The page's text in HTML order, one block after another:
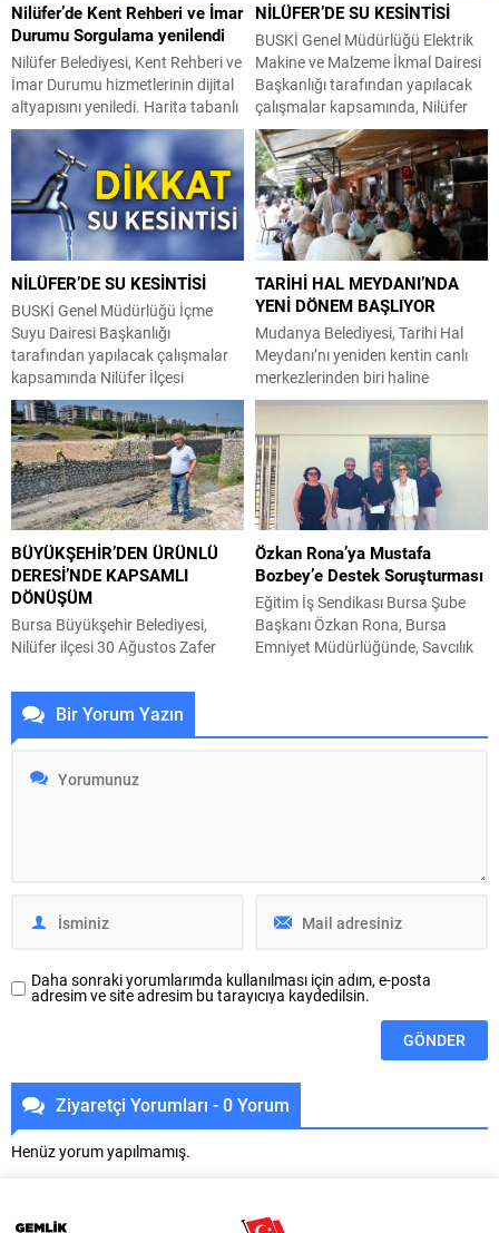
Nilüfer’de Kent Rehberi ve İmar
Durumu Sorgulama yenilendi
Nilüfer Belediyesi, Kent Rehberi ve
İmar Durumu hizmetlerinin dijital
altyapısını yeniledi. Harita tabanlı
yeni sistemle binalar 3 boyutlu
olarak incelenebilirken, akıllı imar
danışmanı özelliği sayesinde
karmaşık teknik terimler
vatandaşlar için sade bir anlatıma
dönüştürülüyor. Nilüfer
Belediyesi, vatandaşların kent
bilgilerine ve imar durumu
verilerine daha hızlı, kolay ve
şeffaf bir şekilde...
NİLÜFER’DE SU KESİNTİSİ
BUSKİ Genel Müdürlüğü Elektrik
Makine ve Malzeme İkmal Dairesi
Başkanlığı tarafından yapılacak
çalışmalar kapsamında, Nilüfer
İlçesi Demirci Mahallesi; Koşuyolu
Caddesi güneyi, Direnç Sokak
kuzeyi, Eylül Sokak batısı
arasında kalan bölge ve civarında
05 Ağustos 2026 tarihinde 09:00
– 18:00 saatleri arasında su
kesintisi yapılacaktır. BUSKİ Genel
Müdürlüğü İçme Suyu Dairesi...
NİLÜFER’DE SU KESİNTİSİ
BUSKİ Genel Müdürlüğü İçme
Suyu Dairesi Başkanlığı
tarafından yapılacak çalışmalar
kapsamında Nilüfer İlçesi
Doğanköy Mahallesi ve civarında
06 Ağustos 2026 tarihinde 09:00
– 18:00 saatleri arasında su
kesintisi yapılacaktır.
Vatandaşların tedbirli olması rica
olunur.
TARİHİ HAL MEYDANI’NDA
YENİ DÖNEM BAŞLIYOR
Mudanya Belediyesi, Tarihi Hal
Meydanı’nı yeniden kentin canlı
merkezlerinden biri haline
getirmek için kapsamlı bir
geleneksel çarşı kültürünün
korunacağı süreçte, meydanın
tarihi mimarisini gün yüzüne
çıkaracak saçaklar da yenileniyor.
Mudanya Belediyesi, kentin en
kıymetli tarihi alanlarından biri
olan Hal Meydanı’nı yeniden
Mudanya’nın sosyal ve ticari
yaşamının...
BÜYÜKŞEHİR’DEN ÜRÜNLÜ
DERESİ’NDE KAPSAMLI
DÖNÜŞÜM
Bursa Büyükşehir Belediyesi,
Nilüfer ilçesi 30 Ağustos Zafer
Deresi’nde ıslah çalışmasıyla eş
zamanlı olarak yol genişletme ve
çevre düzenlemesi
Belediyesi, BUSKİ Genel
dönüşüm hamlesi yürütüyor.
Özkan Rona’ya Mustafa
Bozbey’e Destek Soruşturması
Eğitim İş Sendikası Bursa Şube
Başkanı Özkan Rona, Bursa
Emniyet Müdürlüğünde, Savcılık
Mustafa Bozbey’in tutuklanması
Bir Yorum Yazın
Daha sonraki yorumlarımda kullanılması için adım, e-posta
adresim ve site adresim bu tarayıcıya kaydedilsin.
Ziyaretçi Yorumları - 0 Yorum
Henüz yorum yapılmamış.